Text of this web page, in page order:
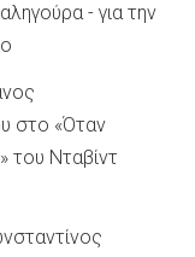
- για την
στο «Όταν
Νταβίντ